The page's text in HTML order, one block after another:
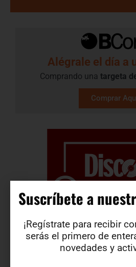
Alégrale el día a
Comprando una targeta
Comprar
Suscríbete a
¡Regístrate para recibir
serás el primero de
novedades y